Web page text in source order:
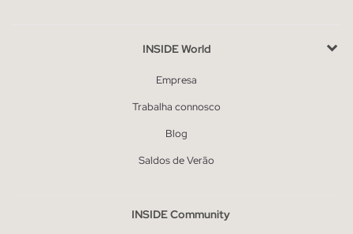
INSIDE World
Empresa
Trabalha connosco
Blog
Saldos de Verão
INSIDE Community